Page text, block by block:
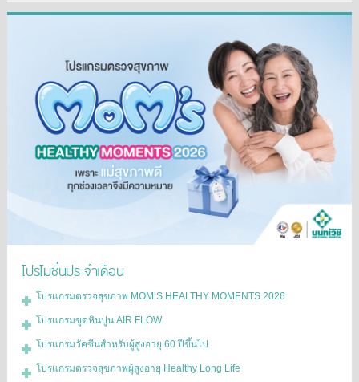
โปรโมชั่นประจำเดือน
โปรแกรมตรวจสุขภาพ MOM’S HEALTHY MOMENTS 2026
โปรแกรมขูดหินปูน AIR FLOW
โปรแกรมวัคซีนสำหรับผู้สูงอายุ 60 ปีขึ้นไป
โปรแกรมตรวจสุขภาพผู้สูงอายุ Healthy Long Life